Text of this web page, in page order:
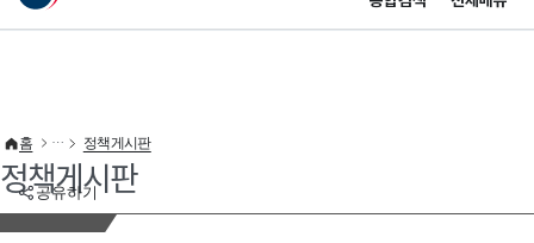
이 누리집은 대한민국 공식 전자정부 누리집입니다.
공유하기
홈 정책게시판
정책게시판